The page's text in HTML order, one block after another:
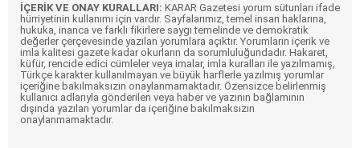
İÇERİK VE ONAY KURALLARI: KARAR Gazetesi yorum sütunları ifade
hürriyetinin kullanımı için vardır. Sayfalarımız, temel insan haklarına,
hukuka, inanca ve farklı fikirlere saygı temelinde ve demokratik
değerler çerçevesinde yazılan yorumlara açıktır. Yorumların içerik ve
imla kalitesi gazete kadar okurların da sorumluluğundadır. Hakaret,
küfür, rencide edici cümleler veya imalar, imla kuralları ile yazılmamış,
Türkçe karakter kullanılmayan ve büyük harflerle yazılmış yorumlar
içeriğine bakılmaksızın onaylanmamaktadır. Özensizce belirlenmiş
kullanıcı adlarıyla gönderilen veya haber ve yazının bağlamının
dışında yazılan yorumlar da içeriğine bakılmaksızın
onaylanmamaktadır.